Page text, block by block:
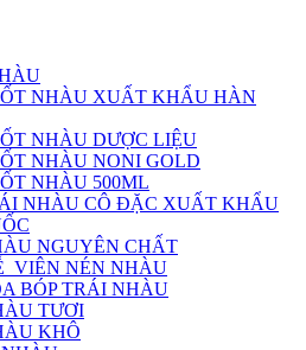
NHÀU XUẤT KHẨU HÀN
NHÀU DƯỢC LIỆU
NHÀU NONI GOLD
NHÀU 500ML
NHÀU CÔ ĐẶC XUẤT KHẨU
NGUYÊN CHẤT
NÉN NHÀU
BÓP TRÁI NHÀU
TƯƠI
KHÔ